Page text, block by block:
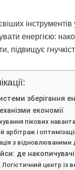
енергією:
підвищує
зберігання
економії
пікових
арбітраж і
з
де
Логістичний центр